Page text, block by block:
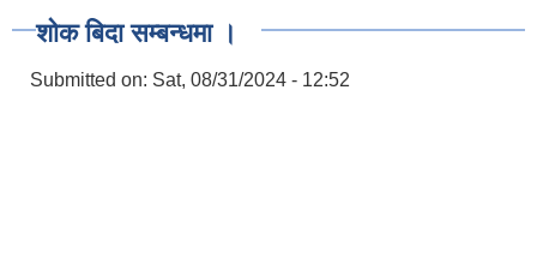
शोक बिदा सम्बन्धमा ।
Submitted on: Sat, 08/31/2024 - 12:52